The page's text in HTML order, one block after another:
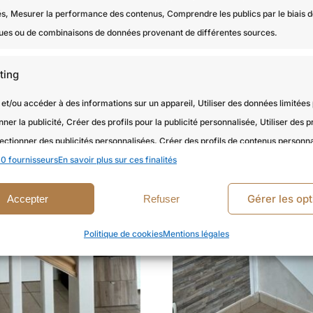
Mesurer la performance des contenus, Comprendre les publics par le biais
ou de combinaisons de données provenant de différentes sources.
ou accéder à des informations sur un appareil, Utiliser des données limitées
la publicité, Créer des profils pour la publicité personnalisée, Utiliser des
des publicités personnalisées, Créer des profils de contenus
profils pour sélectionner des contenus personnalisés, Développer et
Relier différents appareils, Identifier les appareils en fonction des
transmises automatiquement.
fournisseursEn savoir plus sur ces finalités
Accepter Refuser Gérer les
Politique de cookiesMentions légales